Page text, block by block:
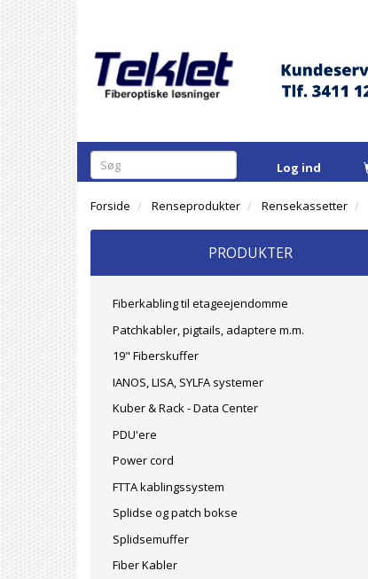
Log ind
Forside Renseprodukter Rensekassetter
PRODUKTER
Fiberkabling til etageejendomme
Patchkabler, pigtails, adaptere m.m.
19" Fiberskuffer
IANOS, LISA, SYLFA systemer
Kuber & Rack - Data Center
PDU'ere
Power cord
FTTA kablingssystem
Splidse og patch bokse
Splidsemuffer
Fiber Kabler